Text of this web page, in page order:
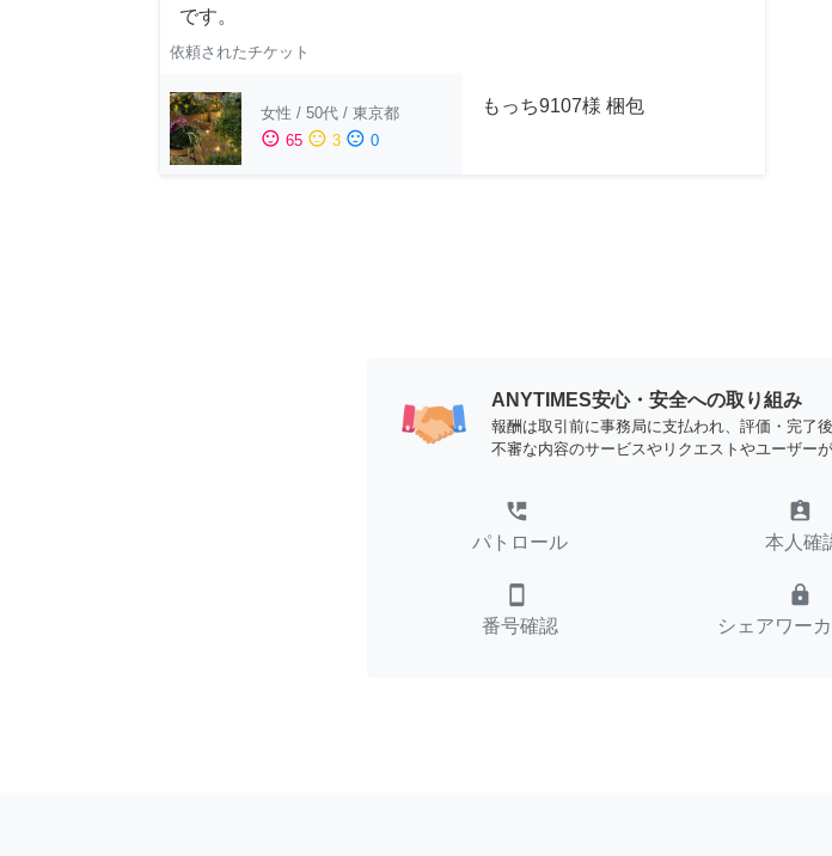
です。
依頼されたチケット
女性 / 50代 / 東京都
sentiment_satisfied 65 sentiment_neutral 3 sentiment_dissatisfied 0
もっち9107様 梱包
ANYTIMES安心・安全への取り組み
報酬は取引前に事務局に支払われ、評価・完了
不審な内容のサービスやリクエストやユーザー
perm_phone_msg
パトロール
assignment_ind
本人確
smartphone
番号確認
lock
シェアワー